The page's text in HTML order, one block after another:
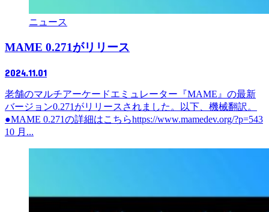
ニュース
MAME 0.271がリリース
2024.11.01
老舗のマルチアーケードエミュレーター『MAME』の最新
バージョン0.271がリリースされました。以下、機械翻訳。
●MAME 0.271の詳細はこちらhttps://www.mamedev.org/?p=543
10 月...